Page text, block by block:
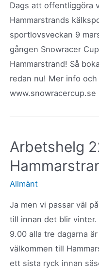
Dags att offentliggöra
Hammarstrands
sportlovsveckan 9
gången Snowracer
Hammarstrand! Så
redan nu! Mer info
www.snowracercup.se
Arbetshelg
Allmänt
Ja men vi passar väl
till innan det blir
9.00 alla tre dagarna
välkommen till
ett sista ryck innan